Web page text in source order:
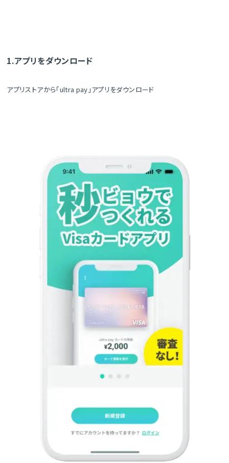
1.アプリをダウンロード
アプリストアから「ultra pay」アプリをダウンロード